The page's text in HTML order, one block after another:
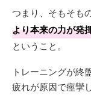
つまり、そもそも
より本来の力が発
ということ。
トレーニングが終
疲れが原因で痙攣